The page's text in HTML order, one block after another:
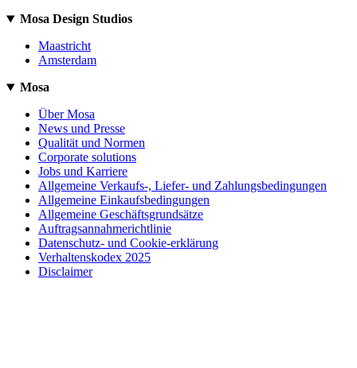
Mosa Design Studios
Maastricht
Amsterdam
Mosa
Über Mosa
News und Presse
Qualität und Normen
Corporate solutions
Jobs und Karriere
Allgemeine Verkaufs-, Liefer- und Zahlungsbedingungen
Allgemeine Einkaufsbedingungen
Allgemeine Geschäftsgrundsätze
Auftragsannahmerichtlinie
Datenschutz- und Cookie-erklärung
Verhaltenskodex 2025
Disclaimer